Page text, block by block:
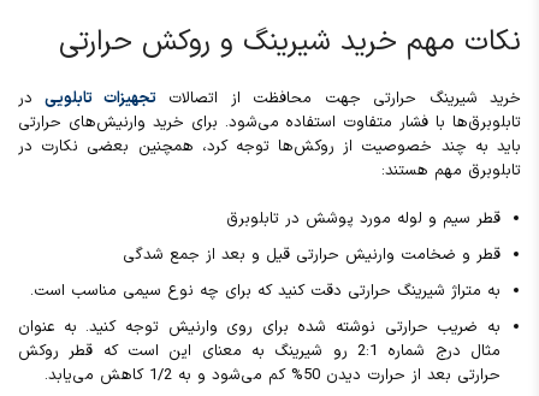
نکات مهم خرید شیرینگ و روکش حرارتی
خرید شیرینگ حرارتی جهت محافظت از اتصالاتتجهیزات تابلوییدر
تابلوبرق‌ها با فشار متفاوت استفاده می‌شود. برای خرید وارنیش‌های حرارتی
باید به چند خصوصیت از روکش‌ها توجه کرد، همچنین بعضی نکارت در
تابلوبرق مهم هستند:
قطر سیم و لوله مورد پوشش در تابلوبرق
قطر و ضخامت وارنیش حرارتی قیل و بعد از جمع شدگی
به متراژ شیرینگ حرارتی دقت کنید که برای چه نوع سیمی مناسب است.
به ضریب حرارتی نوشته شده برای روی وارنیش توجه کنید. به عنوان
مثال درج شماره 2:1 رو شیرینگ به معنای این است که قطر روکش
حرارتی بعد از حرارت دیدن 50% کم می‌شود و به 1/2 کاهش می‌یابد.